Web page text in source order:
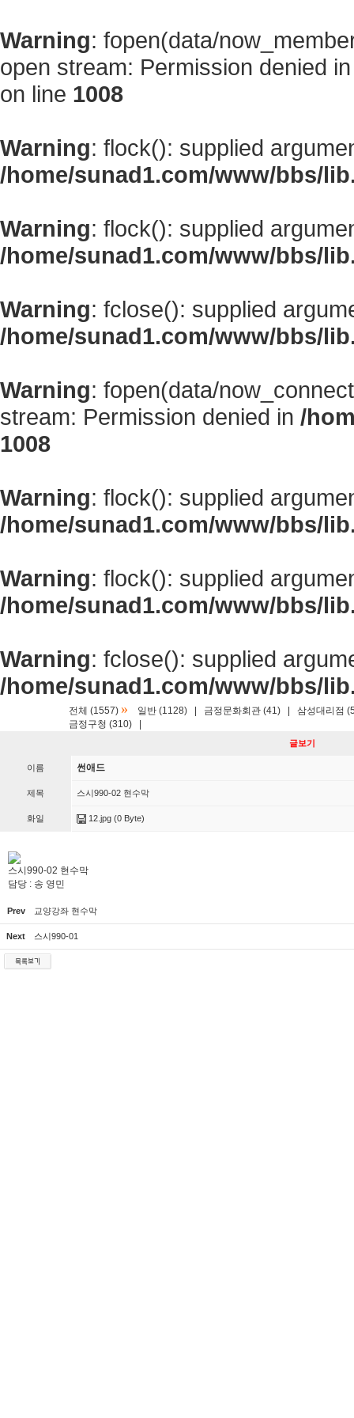
Warning: fopen(data/
open stream: Permission denied
on line 1008
Warning: flock(): supplied
/home/sunad1.com/www/bbs/
Warning: flock(): supplied
/home/sunad1.com/www/bbs/
Warning: fclose(): supplied
/home/sunad1.com/www/bbs/
Warning: fopen(data/
stream: Permission denied in /
1008
Warning: flock(): supplied
/home/sunad1.com/www/bbs/
Warning: flock(): supplied
/home/sunad1.com/www/bbs/
Warning: fclose(): supplied
/home/sunad1.com/www/bbs/
전체 (1557) » 일반 (1128) 금정문화회관 (41)
삼성대리점
금정구청 (310)
글보기
이름 썬애드
제목 스시990-02 현수막
화일 12.jpg (0 Byte)
스시990-02 현수막
담당 : 송 영민
Prev 교양강좌 현수막
Next 스시990-01